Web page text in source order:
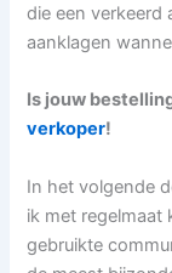
die een verkeerd
aanklagen
Is jouw
verkoper!
In het volgende
ik met regelmaat
gebruikte